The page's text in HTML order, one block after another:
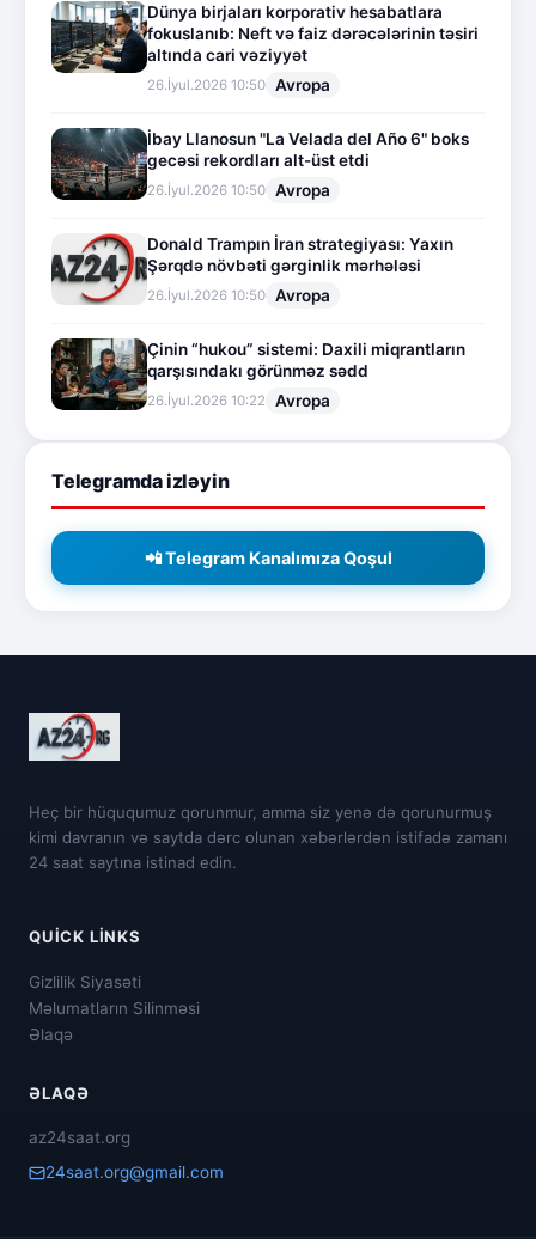
Dünya birjaları korporativ hesabatlara
fokuslanıb: Neft və faiz dərəcələrinin təsiri
altında cari vəziyyət
26.İyul.2026 10:50 Avropa
İbay Llanosun "La Velada del Año 6" boks
gecəsi rekordları alt-üst etdi
26.İyul.2026 10:50 Avropa
Donald Trampın İran strategiyası: Yaxın
Şərqdə növbəti gərginlik mərhələsi
26.İyul.2026 10:50 Avropa
Çinin “hukou” sistemi: Daxili miqrantların
qarşısındakı görünməz sədd
26.İyul.2026 10:22 Avropa
Telegramda izləyin
📲 Telegram Kanalımıza Qoşul
Heç bir hüququmuz qorunmur, amma siz yenə də qorunurmuş
kimi davranın və saytda dərc olunan xəbərlərdən istifadə zamanı
24 saat saytına istinad edin.
QUICK LINKS
Gizlilik Siyasəti
Məlumatların Silinməsi
Əlaqə
ƏLAQƏ
az24saat.org
24saat.org@gmail.com